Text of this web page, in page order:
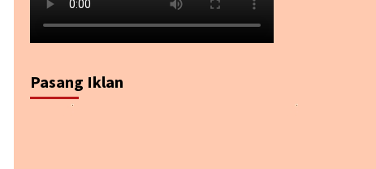
Pasang Iklan